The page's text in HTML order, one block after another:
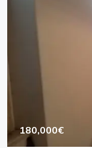
180,000€